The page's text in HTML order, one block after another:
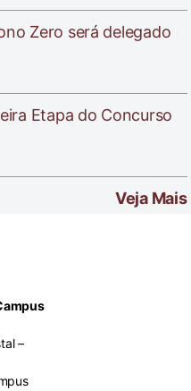
Zero será delegado
Etapa do Concurso
Veja Mais
–